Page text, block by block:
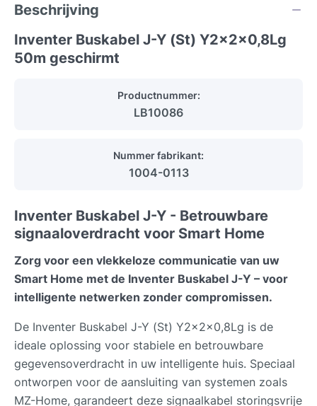
Beschrijving
Inventer Buskabel J-Y (St) Y2x2x0,8Lg
50m geschirmt
Productnummer:
LB10086
Nummer fabrikant:
1004-0113
Inventer Buskabel J-Y - Betrouwbare
signaaloverdracht voor Smart Home
Zorg voor een vlekkeloze communicatie van uw
Smart Home met de Inventer Buskabel J-Y – voor
intelligente netwerken zonder compromissen.
De Inventer Buskabel J-Y (St) Y2x2x0,8Lg is de
ideale oplossing voor stabiele en betrouwbare
gegevensoverdracht in uw intelligente huis. Speciaal
ontworpen voor de aansluiting van systemen zoals
MZ-Home, garandeert deze signaalkabel storingsvrije